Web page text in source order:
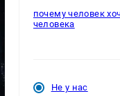
почему человек
человека
Не у нас